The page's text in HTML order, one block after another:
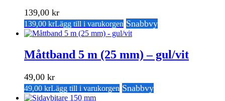
139,00 kr
139,00 krLägg till i varukorgen Snabbvy
Måttband 5 m (25 mm) – gul/vit
49,00 kr
49,00 krLägg till i varukorgen Snabbvy